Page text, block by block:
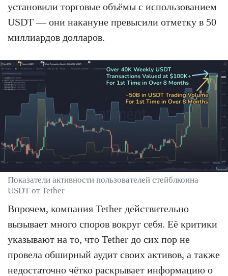
установили торговые объёмы с использованием
USDT — они накануне превысили отметку в 50
миллиардов долларов.
Показатели активности пользователей стейблкоина
USDT от Tether
Впрочем, компания Tether действительно
вызывает много споров вокруг себя. Её критики
указывают на то, что Tether до сих пор не
провела обширный аудит своих активов, а также
недостаточно чётко раскрывает информацию о